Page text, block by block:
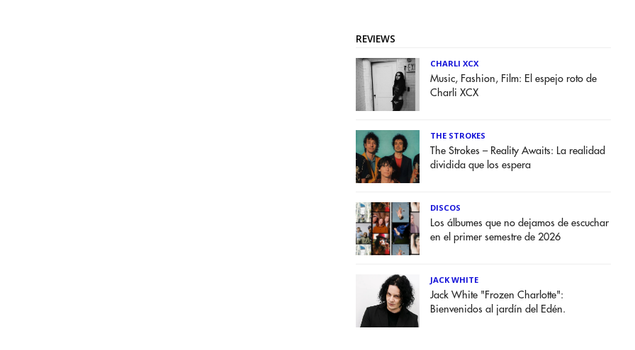
REVIEWS
CHARLI XCX
Music, Fashion, Film: El espejo roto de
Charli XCX
THE STROKES
The Strokes – Reality Awaits: La realidad
dividida que los espera
DISCOS
Los álbumes que no dejamos de escuchar
en el primer semestre de 2026
JACK WHITE
Jack White "Frozen Charlotte":
Bienvenidos al jardín del Edén.